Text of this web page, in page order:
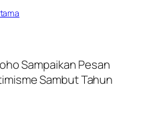
Sampaikan Pesan
Sambut Tahun